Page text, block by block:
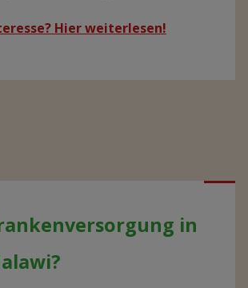
Hier weiterlesen!
in